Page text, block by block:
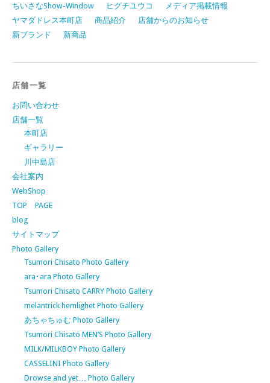
ちいさなShow-Window
ヒグチユウコ
メディア掲載情報
ヤマダドレス本町店
商品紹介
店舗からのお知らせ
新ブランド
新商品
店舗一覧
お問い合わせ
店舗一覧
本町店
ギャラリー
川中島店
会社案内
WebShop
TOP PAGE
blog
サイトマップ
Photo Gallery
Tsumori Chisato Photo Gallery
ara･ara Photo Gallery
Tsumori Chisato CARRY Photo Gallery
melantrick hemlighet Photo Gallery
あちゃちゅむ Photo Gallery
Tsumori Chisato MEN’S Photo Gallery
MILK/MILKBOY Photo Gallery
CASSELINI Photo Gallery
Drowse and yet… Photo Gallery